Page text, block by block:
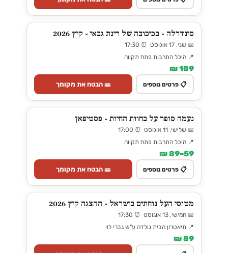
סינדרלה - בכיכובה של רינת גבאי - קיץ 2026
📅 שני, 17 אוגוסט ⏰ 17:30
📍 היכל התרבות פתח תקווה
109 ₪
📋 פרטים נוספים 🎫 הבטח את מקומך
נעמה סופר על בחוות החיות - פסטיפאן
📅 שלישי, 11 אוגוסט ⏰ 17:00
📍 היכל התרבות פתח תקווה
59–89 ₪
📋 פרטים נוספים 🎫 הבטח את מקומך
מטוסי העל נוחתים בישראל - ההצגה קיץ 2026
📅 חמישי, 13 אוגוסט ⏰ 17:30
📍 תיאטרון הבית גולדה ע"ש גברי לוי
89 ₪